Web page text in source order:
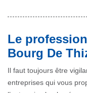
Le
Bourg De
Il faut toujours être
entreprises qui vous